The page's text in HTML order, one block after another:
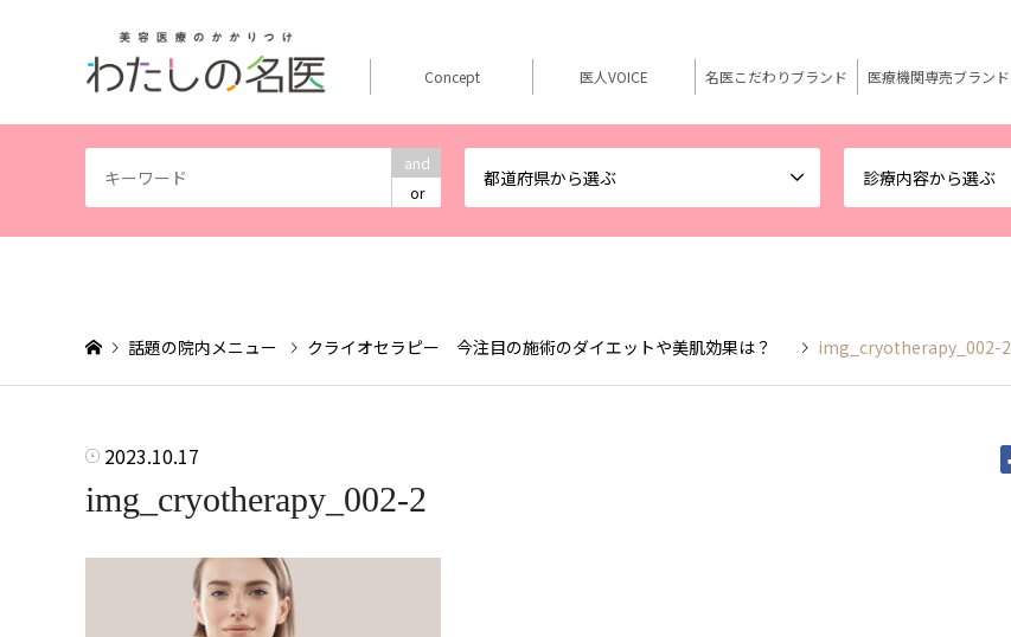
and
or
都道府県から選ぶ 診療内容から選ぶ
Concept 医人VOICE 名医こだわりブランド 医療機関専売ブランド
話題の院内メニュー クライオセラピー 今注目の施術のダイエットや美肌効果は？ img_cryotherapy_002-2
2023.10.17
img_cryotherapy_002-2